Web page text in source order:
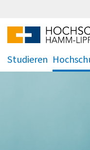
Studieren
. .